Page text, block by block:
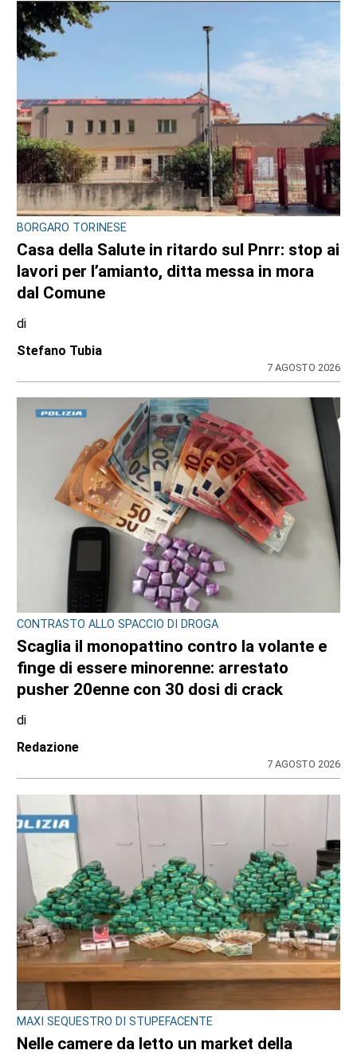
BORGARO TORINESE
Casa della Salute in ritardo sul Pnrr: stop ai
lavori per l’amianto, ditta messa in mora
dal Comune
di
Stefano Tubia
7 AGOSTO 2026
CONTRASTO ALLO SPACCIO DI DROGA
Scaglia il monopattino contro la volante e
finge di essere minorenne: arrestato
pusher 20enne con 30 dosi di crack
di
Redazione
7 AGOSTO 2026
MAXI SEQUESTRO DI STUPEFACENTE
Nelle camere da letto un market della